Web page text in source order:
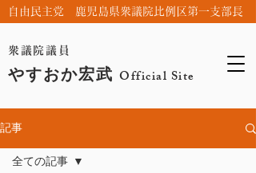
衆議院議員
やすおか宏武 Official Site
自由民主党 鹿児島県衆議院比例区第一支部長
記事
全ての記事